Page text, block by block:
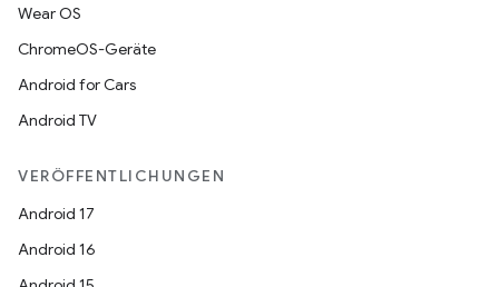
Wear OS
ChromeOS-Geräte
Android for Cars
Android TV
VERÖFFENTLICHUNGEN
Android 17
Android 16